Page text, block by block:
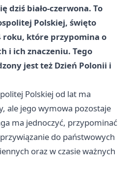
dziś biało-czerwona. To
Polskiej, święto
roku, które przypomina o
i ich znaczeniu. Tego
jest też Dzień Polonii i
Polskiej od lat ma
ale jego wymowa pozostaje
ma jednoczyć, przypominać
do państwowych
oraz w czasie ważnych